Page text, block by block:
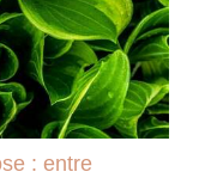
: entre